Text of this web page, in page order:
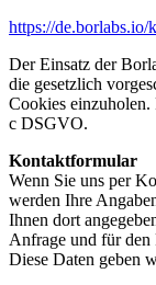
https://de.borlabs.io/
Der Einsatz der
die gesetzlich
Cookies
c DSGVO.
Kontaktformular
Wenn Sie uns per
werden Ihre
Ihnen dort
Anfrage und für den
Diese Daten geben